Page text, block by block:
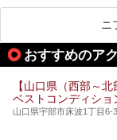
総工
設と
ポット
てご紹
ニ
おすすめのア
【山口県（西部～
ベストコンディシ
山口県宇部市床波1丁目6-